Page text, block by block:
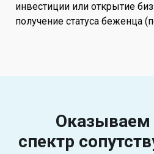
инвестиции или открытие
получение статуса беженца
спектр